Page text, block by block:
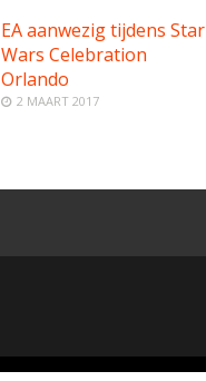
EA aanwezig tijdens Star
Wars Celebration
Orlando
2 MAART 2017